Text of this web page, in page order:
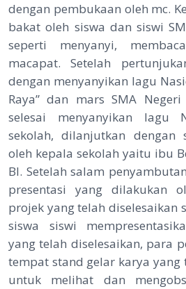
dengan pembukaan oleh mc.
bakat oleh siswa dan siswi
seperti menyanyi,
macapat. Setelah
dengan menyanyikan lagu
Raya” dan mars SMA
selesai menyanyikan lagu
sekolah, dilanjutkan dengan
oleh kepala sekolah yaitu ibu
BI. Setelah salam
presentasi yang dilakukan
projek yang telah diselesaikan
siswa siswi
yang telah diselesaikan, para
tempat stand gelar karya yang
untuk melihat dan